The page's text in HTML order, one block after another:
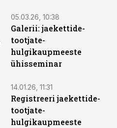
05.03.26, 10:38
Galerii: jaekettide-
tootjate-
hulgikaupmeeste
ühisseminar
14.01.26, 11:31
Registreeri jaekettide-
tootjate-
hulgikaupmeeste